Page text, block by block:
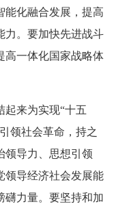
能化融合发展，提高
力。要加快先进战斗
高一体化国家战略体
起来为实现“十五
领社会革命，持之
领导力、思想引领
领导经济社会发展能
礴力量。要坚持和加